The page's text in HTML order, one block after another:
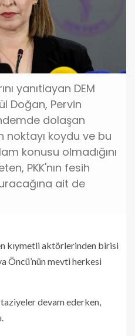
yanıtlayan DEM
Doğan, Pervin
dolaşan
noktayı koydu ve bu
konusu olmadığını
PKK'nın fesih
ait de
kıymetli aktörlerinden birisi
Öncü’nün mevti herkesi
taziyeler devam ederken,